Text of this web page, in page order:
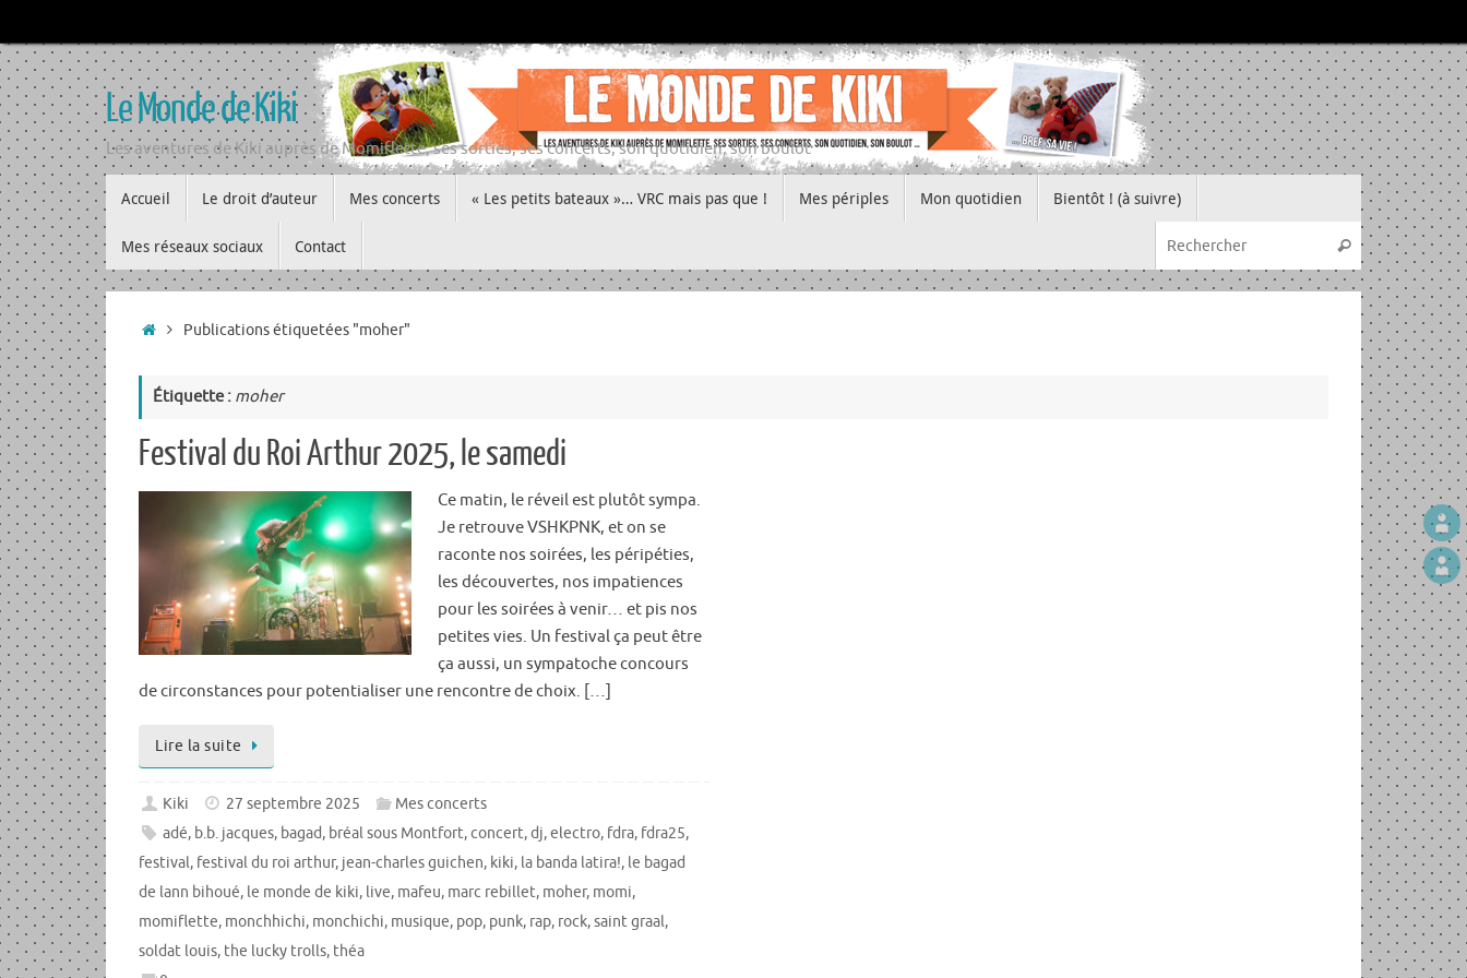
au
contenu
Le Monde de Kiki
Les aventures de Kiki auprès de Momiflette, ses sorties, ses concerts, son quotidien, son boulot
au
contenu
Accueil Le droit d’auteur Mes concerts « Les petits bateaux »… VRC mais pas que ! Mes périples Mon quotidien Bientôt ! (à suivre)
Mes réseaux sociaux Contact
Recherche
Rechercher
Accueil
Publications étiquetées "moher"
Étiquette : moher
Festival du Roi Arthur 2025, le samedi
Ce matin, le réveil est plutôt sympa.
Je retrouve VSHKPNK, et on se
raconte nos soirées, les péripéties,
les découvertes, nos impatiences
pour les soirées à venir… et pis nos
petites vies. Un festival ça peut être
ça aussi, un sympatoche concours
de circonstances pour potentialiser une rencontre de choix. […]
Lire la suite
Kiki 27 septembre 2025
Mes concerts
adé, b.b. jacques, bagad, bréal sous Montfort,concert,dj,electro, fdra, fdra25,
festival, festival du roi arthur, jean-charles guichen, kiki, la banda latira!, le bagad
de lann bihoué, le monde de kiki, live, mafeu, marc rebillet, moher, momi,
momiflette, monchhichi, monchichi, musique, pop, punk, rap, rock,saint graal,
soldat louis, the lucky trolls, théa